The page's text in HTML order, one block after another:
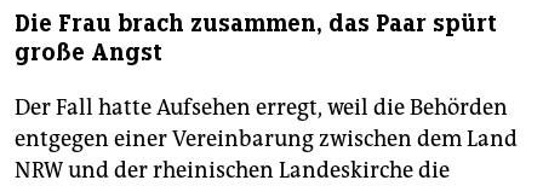
Die Frau brach zusammen, das Paar spürt
große Angst
Der Fall hatte Aufsehen erregt, weil die Behörden
entgegen einer Vereinbarung zwischen dem Land
NRW und der rheinischen Landeskirche die